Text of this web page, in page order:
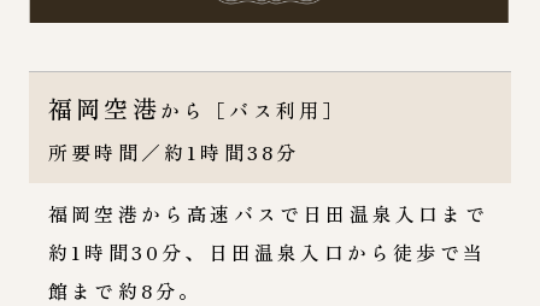
福岡空港から［バス利用］
所要時間／約1時間38分
福岡空港から高速バスで日田温泉入口まで
約1時間30分、日田温泉入口から徒歩で当
館まで約8分。